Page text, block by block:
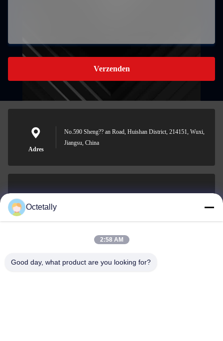
Verzenden
Adres
No.590 Sheng?? an Road, Huishan District, 214151, Wuxi,
Jiangsu, China
0086-510-83271222
Octetally
2:58 AM
Good day, what product are you looking for?